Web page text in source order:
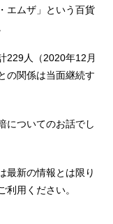
エムザ」という百貨
229人（2020年12月
の関係は当面継続す
についてのお話でし
最新の情報とは限り
利用ください。